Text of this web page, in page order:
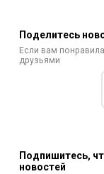
Поделитесь
Если вам
друзьями
Подпишитесь,
новостей